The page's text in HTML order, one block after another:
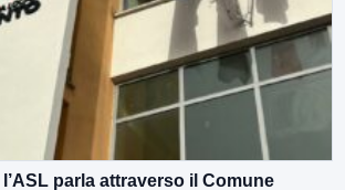
l’ASL parla attraverso il Comune